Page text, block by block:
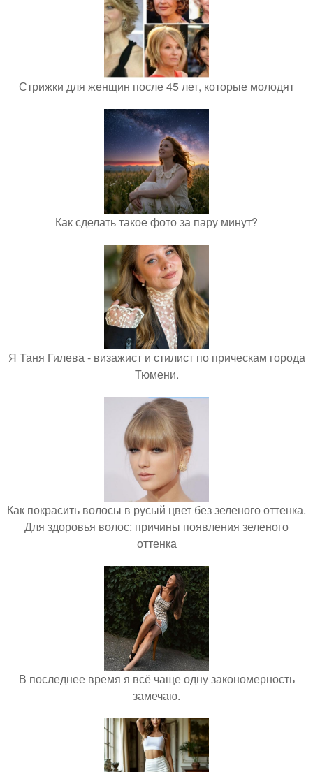
Стрижки для женщин после 45 лет, которые молодят
Как сделать такое фото за пару минут?
Я Таня Гилева - визажист и стилист по прическам города
Тюмени.
Как покрасить волосы в русый цвет без зеленого оттенка.
Для здоровья волос: причины появления зеленого
оттенка
В последнее время я всё чаще одну закономерность
замечаю.